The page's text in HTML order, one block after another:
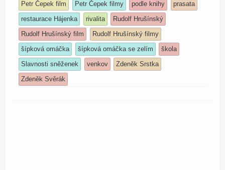
Petr Čepek film
Petr Čepek filmy podle knihy
prasata
restaurace Hájenka
rivalita
Rudolf Hrušínský
Rudolf Hrušínský film
Rudolf Hrušínský filmy
šípková omáčka
šípková omáčka se zelím
škola
Slavnosti sněženek
venkov
Zdeněk Srstka
Zdeněk Svěrák